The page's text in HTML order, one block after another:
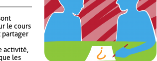
le cours
partager
activité,
les